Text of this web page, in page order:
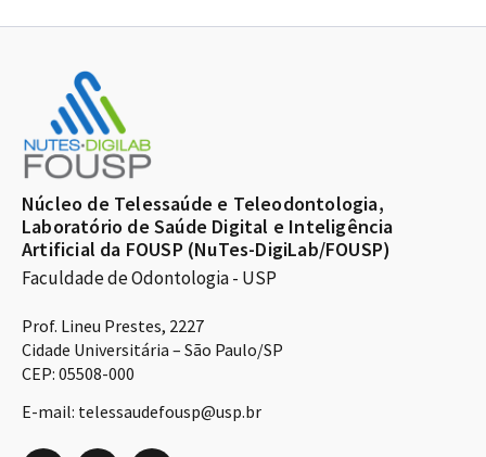
Núcleo de Telessaúde e Teleodontologia,
Laboratório de Saúde Digital e Inteligência
Artificial da FOUSP (NuTes-DigiLab/FOUSP)
Faculdade de Odontologia - USP
Prof. Lineu Prestes, 2227
Cidade Universitária – São Paulo/SP
CEP: 05508-000
E-mail: telessaudefousp@usp.br